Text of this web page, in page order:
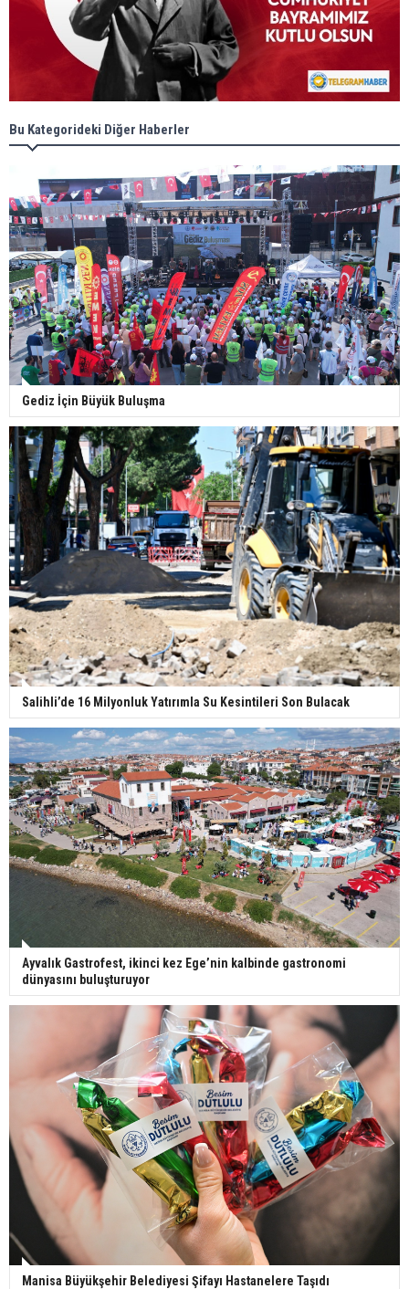
Bu Kategorideki Diğer Haberler
Gediz İçin Büyük Buluşma
Salihli’de 16 Milyonluk Yatırımla Su Kesintileri Son Bulacak
Ayvalık Gastrofest, ikinci kez Ege’nin kalbinde gastronomi
dünyasını buluşturuyor
Manisa Büyükşehir Belediyesi Şifayı Hastanelere Taşıdı